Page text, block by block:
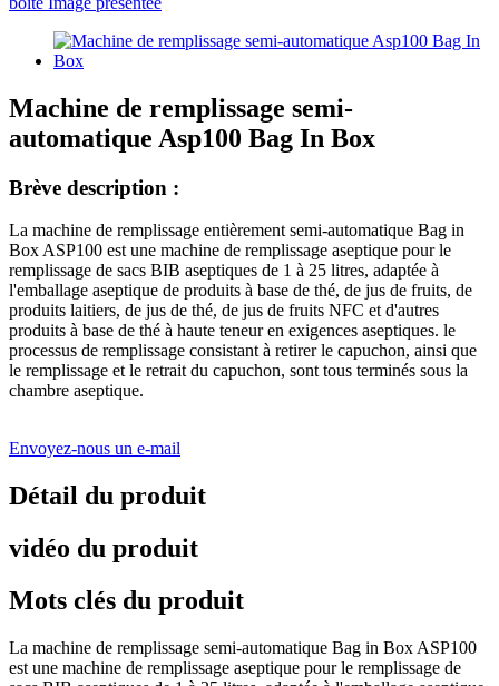
Machine de remplissage semi-
automatique Asp100 Bag In Box
Brève description :
La machine de remplissage entièrement semi-automatique Bag in
Box ASP100 est une machine de remplissage aseptique pour le
remplissage de sacs BIB aseptiques de 1 à 25 litres, adaptée à
l'emballage aseptique de produits à base de thé, de jus de fruits, de
produits laitiers, de jus de thé, de jus de fruits NFC et d'autres
produits à base de thé à haute teneur en exigences aseptiques. le
processus de remplissage consistant à retirer le capuchon, ainsi que
le remplissage et le retrait du capuchon, sont tous terminés sous la
chambre aseptique.
Envoyez-nous un e-mail
Détail du produit
vidéo du produit
Mots clés du produit
La machine de remplissage semi-automatique Bag in Box ASP100
est une machine de remplissage aseptique pour le remplissage de